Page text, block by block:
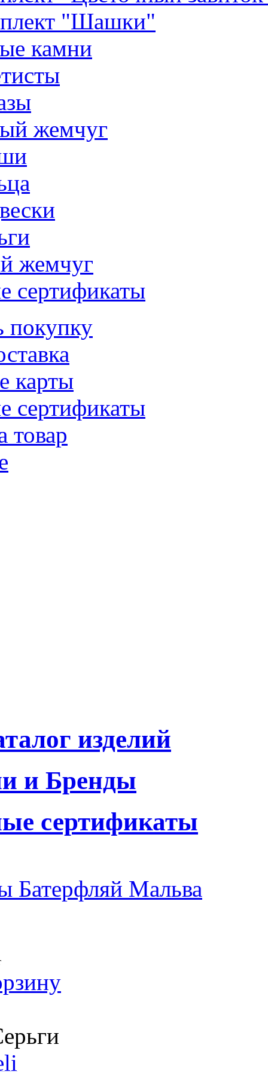
"Шашки"
камни
жемчуг
жемчуг
сертификаты
покупку
карты
сертификаты
товар
изделий
и Бренды
сертификаты
Батерфляй Мальва